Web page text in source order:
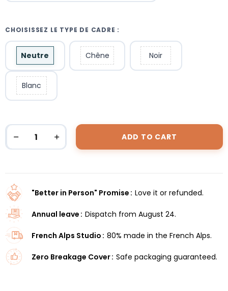
CHOISISSEZ LE TYPE DE CADRE :
Neutre Chêne Noir
Blanc
ADD TO CART
"Better in Person" Promise Love it or refunded.
Annual leave Dispatch from August 24.
French Alps Studio 80% made in the French Alps.
Zero Breakage Cover Safe packaging guaranteed.